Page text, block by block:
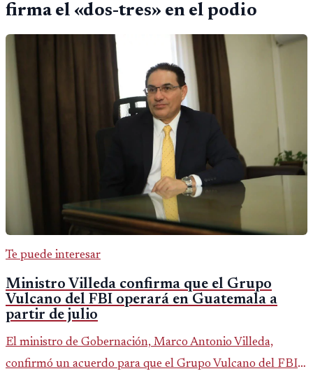
firma el «dos-tres» en el podio
Te puede interesar
Ministro Villeda confirma que el Grupo
Vulcano del FBI operará en Guatemala a
partir de julio
El ministro de Gobernación, Marco Antonio Villeda,
confirmó un acuerdo para que el Grupo Vulcano del FBI